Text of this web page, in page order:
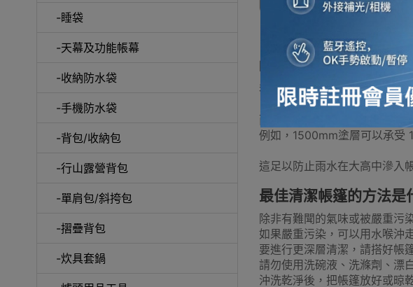
-睡袋
-天幕及功能帳幕
-收納防水袋
-手機防水袋
-背包/收納包
-行山露營背包
-單肩包/斜挎包
-摺疊背包
-炊具套鍋
保溫冰箱 保暖內衣
天幕布 充氣床墊/氣
Naturehike帳篷防水的
我們Naturehike 帳篷有防水層
而“mm”指的是毫米，並與一
例如，1500mm塗層可以承受
這足以防止雨水在大高中滲入
最佳清潔帳篷的方法是
除非有難聞的氣味或被嚴重污
如果嚴重污染，可以用水喉沖
要進行更深層清潔，請搭好帳
請勿使用洗碗液、洗滌劑、漂
沖洗乾淨後，把帳篷放好或晾